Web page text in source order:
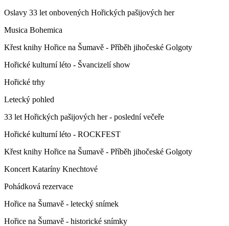
Oslavy 33 let onbovených Hořických pašijových her
Musica Bohemica
Křest knihy Hořice na Šumavě - Příběh jihočeské Golgoty
Hořické kulturní léto - Švancizelí show
Hořické trhy
Letecký pohled
33 let Hořických pašijových her - poslední večeře
Hořické kulturní léto - ROCKFEST
Křest knihy Hořice na Šumavě - Příběh jihočeské Golgoty
Koncert Kataríny Knechtové
Pohádková rezervace
Hořice na Šumavě - letecký snímek
Hořice na Šumavě - historické snímky